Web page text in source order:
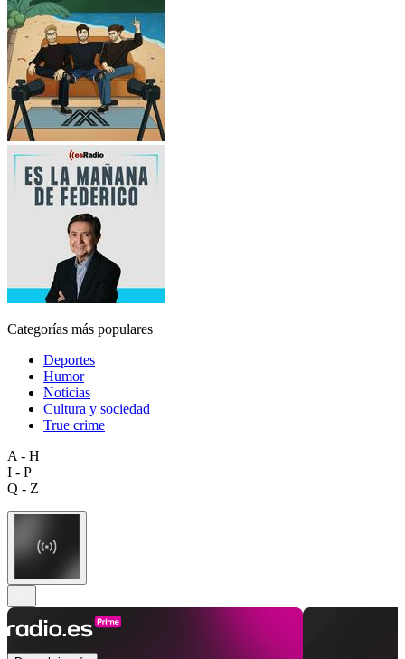
Categorías más populares
Deportes
Humor
Noticias
Cultura y sociedad
True crime
A - H
I - P
Q - Z